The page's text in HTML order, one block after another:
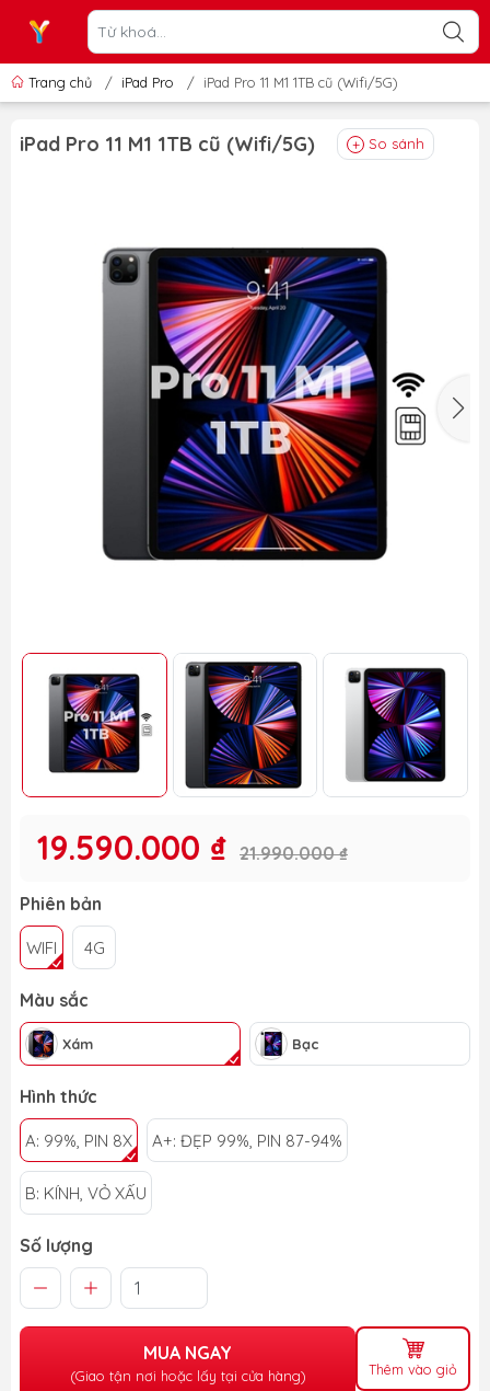
Trang chủ / iPad Pro / iPad Pro 11 M1 1TB cũ (Wifi/5G)
iPad Pro 11 M1 1TB cũ (Wifi/5G) So sánh
19.590.000 ₫ 21.990.000 ₫
Phiên bản
WIFI 4G
Màu sắc
Xám Bạc
Hình thức
A: 99%, PIN 8X A+: ĐẸP 99%, PIN 87-94%
B: KÍNH, VỎ XẤU
Số lượng
MUA NGAY
(Giao tận nơi hoặc lấy tại cửa hàng) Thêm vào giỏ